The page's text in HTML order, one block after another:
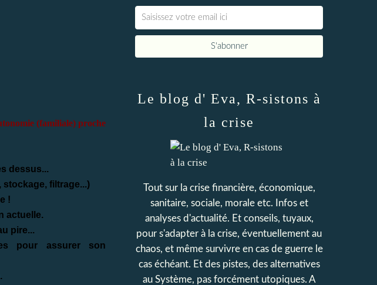
(familiale) proche
dessus...
stockage, filtrage...)
!
actuelle.
pire...
pour assurer son
Le blog d' Eva, R-sistons à
la crise
Tout sur la crise financière, économique,
sanitaire, sociale, morale etc. Infos et
analyses d'actualité. Et conseils, tuyaux,
pour s'adapter à la crise, éventuellement au
chaos, et même survivre en cas de guerre le
cas échéant. Et des pistes, des alternatives
au Système, pas forcément utopiques. A